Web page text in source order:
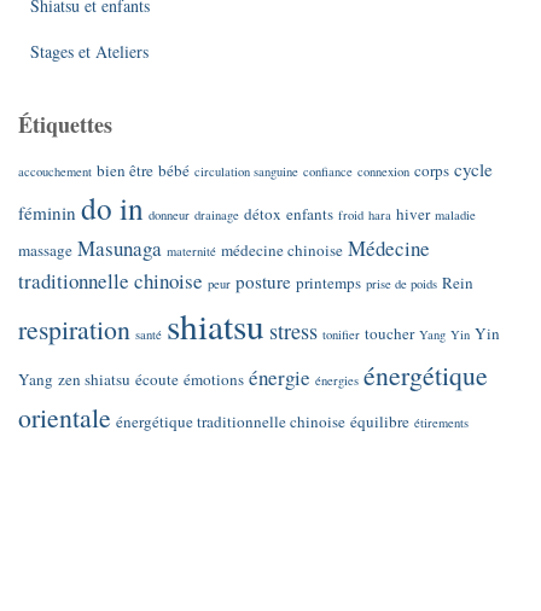
Shiatsu et enfants
Stages et Ateliers
Étiquettes
accouchement bien être bébé circulation sanguine confiance connexion corps cycle
féminin do in donneur drainage détox enfants froid hara hiver maladie
massage Masunaga maternité médecine chinoise Médecine
traditionnelle chinoise peur posture printemps prise de poids Rein
respiration santé shiatsu stress tonifier toucher Yang Yin Yin
Yang zen shiatsu écoute émotions énergie énergies énergétique
orientale énergétique traditionnelle chinoise équilibre étirements